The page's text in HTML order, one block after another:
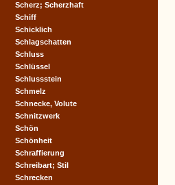
Scherz; Scherzhaft
Schiff
Schicklich
Schlagschatten
Schluss
Schlüssel
Schlussstein
Schmelz
Schnecke, Volute
Schnitzwerk
Schön
Schönheit
Schraffierung
Schreibart; Stil
Schrecken